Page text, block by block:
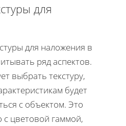
для
для наложения в
ряд аспектов.
выбрать текстуру,
будет
с объектом. Это
с цветовой гаммой,